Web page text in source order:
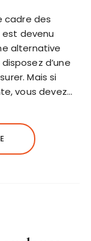
cadre des
devenu
alternative
d’une
Mais si
vous devez…